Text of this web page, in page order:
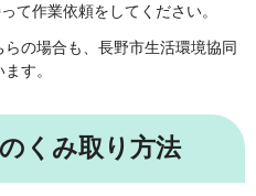
て作業依頼をしてください。
らの場合も、長野市生活環境協同
す。
くみ取り方法